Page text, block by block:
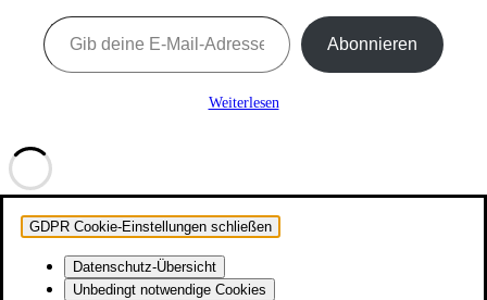
Gib deine E-Mail-Adresse ein ...
Abonnieren
Weiterlesen
GDPR Cookie-Einstellungen schließen
Datenschutz-Übersicht
Unbedingt notwendige Cookies